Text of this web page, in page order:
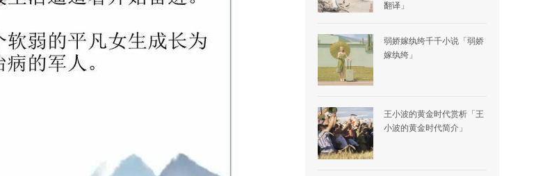
翻译」
弱娇嫁纨绔千千小说「弱娇
嫁纨绔」
王小波的黄金时代赏析「王
小波的黄金时代简介」